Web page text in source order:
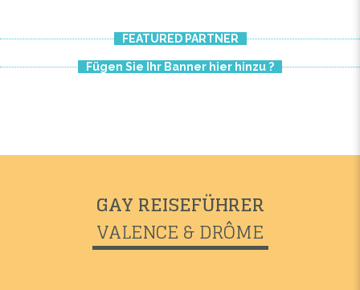
FEATURED PARTNER
Fügen Sie Ihr Banner hier hinzu ?
GAY REISEFÜHRER
VALENCE & DRÔME